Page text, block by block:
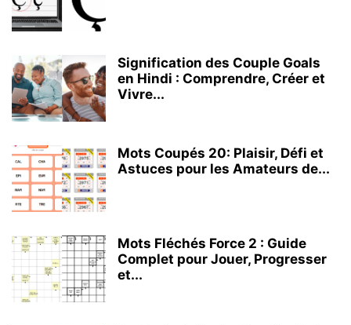
Signification des Couple Goals
en Hindi : Comprendre, Créer et
Vivre...
Mots Coupés 20: Plaisir, Défi et
Astuces pour les Amateurs de...
Mots Fléchés Force 2 : Guide
Complet pour Jouer, Progresser
et...